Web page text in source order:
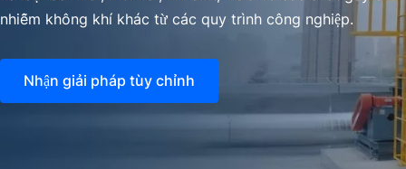
nhiễm không khí khác từ các quy trình công nghiệp.
Nhận giải pháp tùy chỉnh